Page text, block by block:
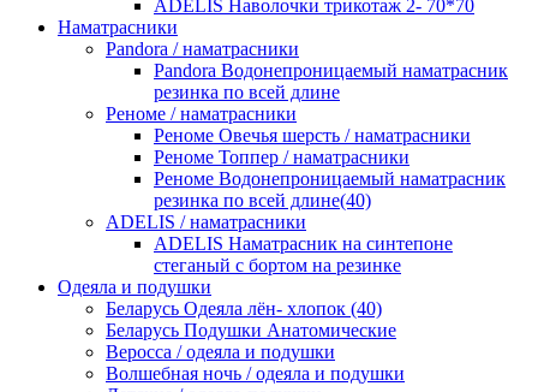
ADELIS Наволочки трикотаж 2- 70*70
Наматрасники
Pandora / наматрасники
Pandora Водонепроницаемый наматрасник
резинка по всей длине
Реноме / наматрасники
Реноме Овечья шерсть / наматрасники
Реноме Топпер / наматрасники
Реноме Водонепроницаемый наматрасник
резинка по всей длине(40)
ADELIS / наматрасники
ADELIS Наматрасник на синтепоне
стеганый с бортом на резинке
Одеяла и подушки
Беларусь Одеяла лён- хлопок (40)
Беларусь Подушки Анатомические
Веросса / одеяла и подушки
Волшебная ночь / одеяла и подушки